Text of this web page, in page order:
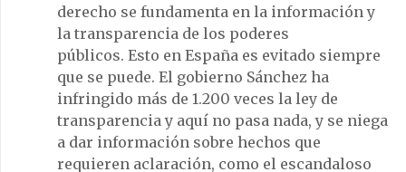
derecho se fundamenta en la información y
la transparencia de los poderes
públicos. Esto en España es evitado siempre
que se puede. El gobierno Sánchez ha
infringido más de 1.200 veces la ley de
transparencia y aquí no pasa nada, y se niega
a dar información sobre hechos que
requieren aclaración, como el escandaloso